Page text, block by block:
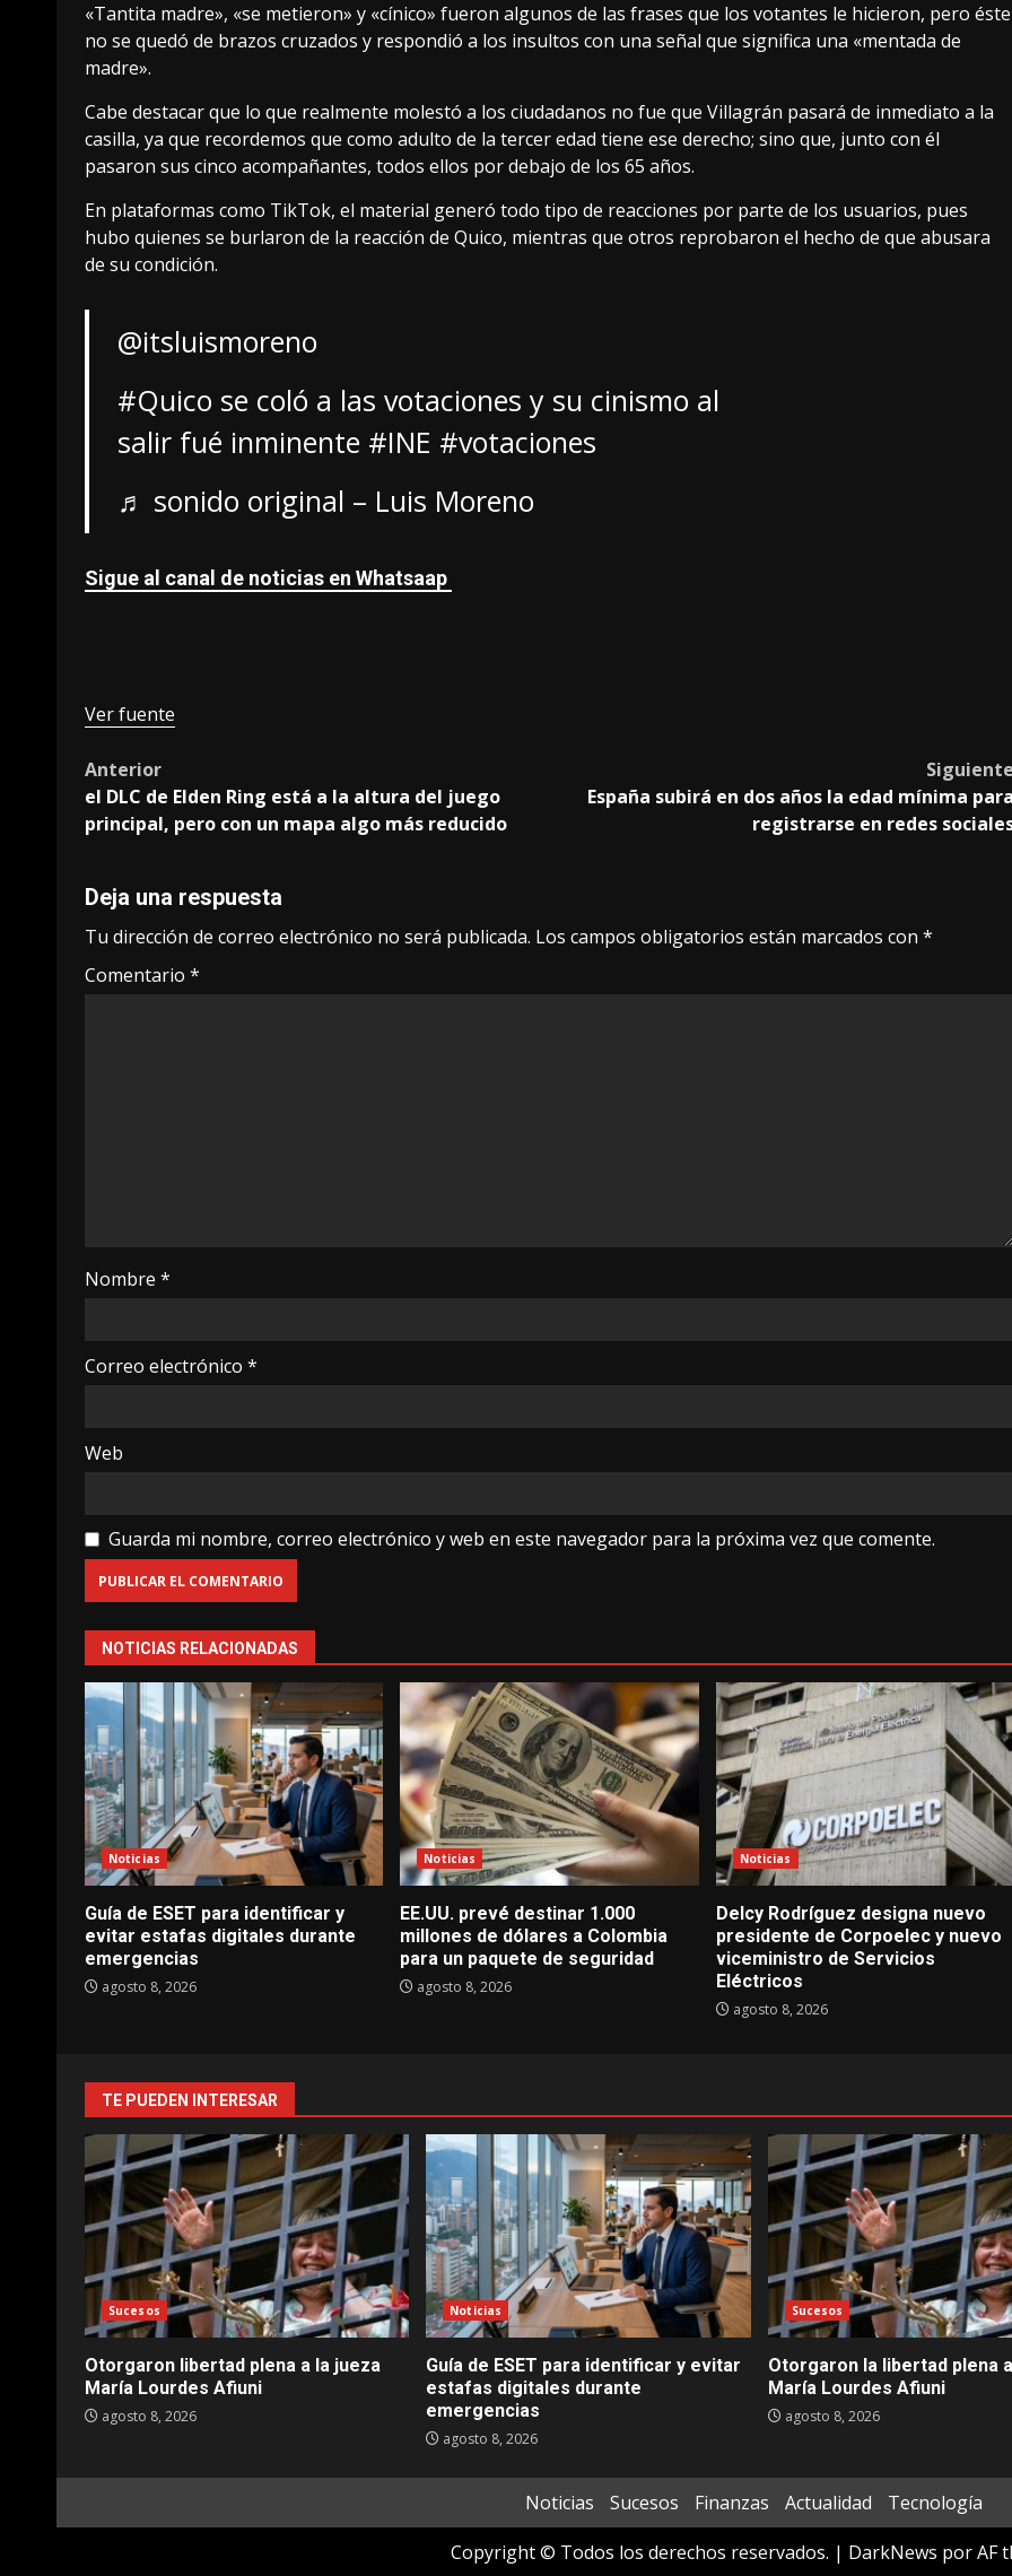
«Tantita madre», «se metieron» y «cínico» fueron algunos de las frases que los votantes le hicieron, pero éste
no se quedó de brazos cruzados y respondió a los insultos con una señal que significa una «mentada de
madre».
Cabe destacar que lo que realmente molestó a los ciudadanos no fue que Villagrán pasará de inmediato a la
casilla, ya que recordemos que como adulto de la tercer edad tiene ese derecho; sino que, junto con él
pasaron sus cinco acompañantes, todos ellos por debajo de los 65 años.
En plataformas como TikTok, el material generó todo tipo de reacciones por parte de los usuarios, pues
hubo quienes se burlaron de la reacción de Quico, mientras que otros reprobaron el hecho de que abusara
de su condición.
@itsluismoreno
#Quico se coló a las votaciones y su cinismo al
salir fué inminente #INE #votaciones
♬ sonido original – Luis Moreno
Sigue al canal de noticias en Whatsaap
Ver fuente
Post
navigation
Anterior
el DLC de Elden Ring está a la altura del juego
principal, pero con un mapa algo más reducido
Siguiente
España subirá en dos años la edad mínima para
registrarse en redes
Deja una respuesta
Tu dirección de correo electrónico no será publicada. Los campos obligatorios están marcados con *
Comentario *
Nombre *
Correo electrónico *
Web
Guarda mi nombre, correo electrónico y web en este navegador para la próxima vez que comente.
NOTICIAS RELACIONADAS
Noticias
Guía de ESET para identificar y
evitar estafas digitales durante
emergencias
agosto 8, 2026
Noticias
EE.UU. prevé destinar 1.000
millones de dólares a Colombia
para un paquete de seguridad
agosto 8, 2026
Noticias
Delcy Rodríguez designa nuevo
presidente de Corpoelec y nuevo
viceministro de Servicios
Eléctricos
agosto 8, 2026
TE PUEDEN INTERESAR
Sucesos
Otorgaron libertad plena a la jueza
María Lourdes Afiuni
agosto 8, 2026
Noticias
Guía de ESET para identificar y evitar
estafas digitales durante
emergencias
agosto 8, 2026
Sucesos
Otorgaron la libertad plena
María Lourdes Afiuni
agosto 8, 2026
Noticias Sucesos Finanzas Actualidad
Tecnología
Copyright © Todos los derechos reservados. | DarkNews por AF